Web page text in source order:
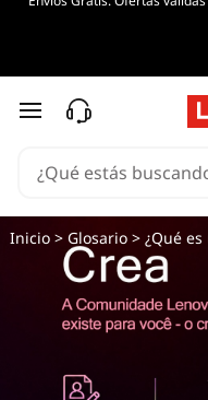
Ir al contenido
Inicio> Glosario> ¿Qué es